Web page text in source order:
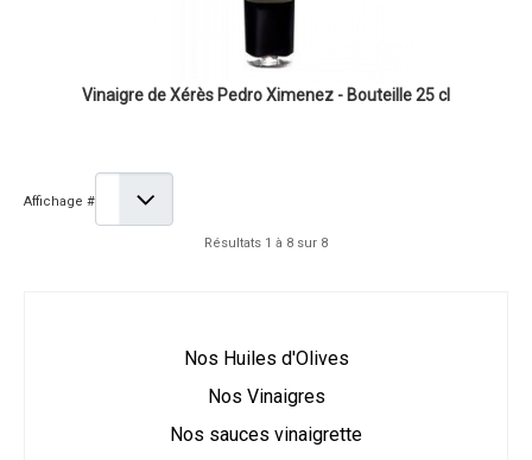
Vinaigre de Xérès Pedro Ximenez - Bouteille 25 cl
Affichage #
Résultats 1 à 8 sur 8
Nos Huiles d'Olives
Nos Vinaigres
Nos sauces vinaigrette